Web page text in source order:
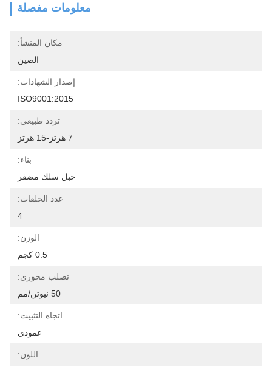
معلومات مفصلة
مكان المنشأ:
الصين
إصدار الشهادات:
ISO9001:2015
تردد طبيعي:
بناء:
حبل سلك مضفر
عدد الحلقات:
4
الوزن:
0.5 كجم
تصلب محوري:
50 نيوتن/مم
اتجاه التثبيت:
عمودي
اللون: